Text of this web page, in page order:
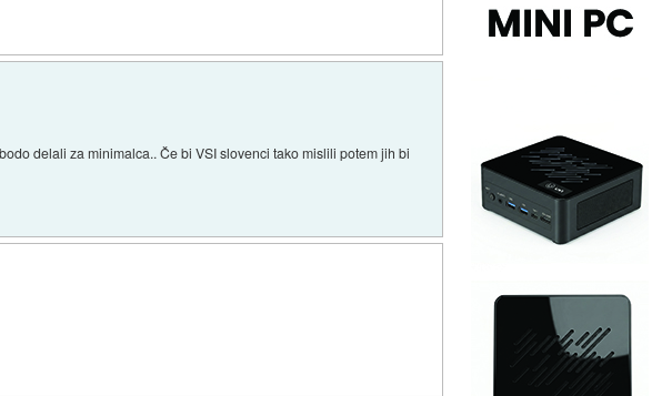
delali za minimalca.. Če bi VSI slovenci tako mislili potem jih bi